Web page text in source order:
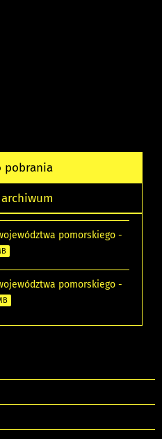
pobrania
pomorskiego -
pomorskiego -